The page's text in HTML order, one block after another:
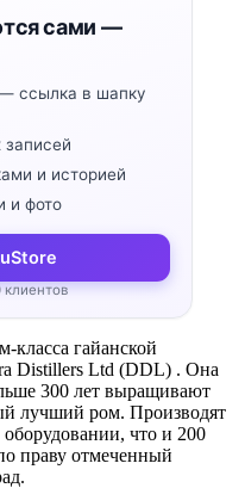
сами —
ссылка в шапку
записей
и историей
и фото
клиентов
гайанской
Distillers Ltd (DDL) . Она
300 лет выращивают
лучший ром. Производят
что и 200
праву отмеченный